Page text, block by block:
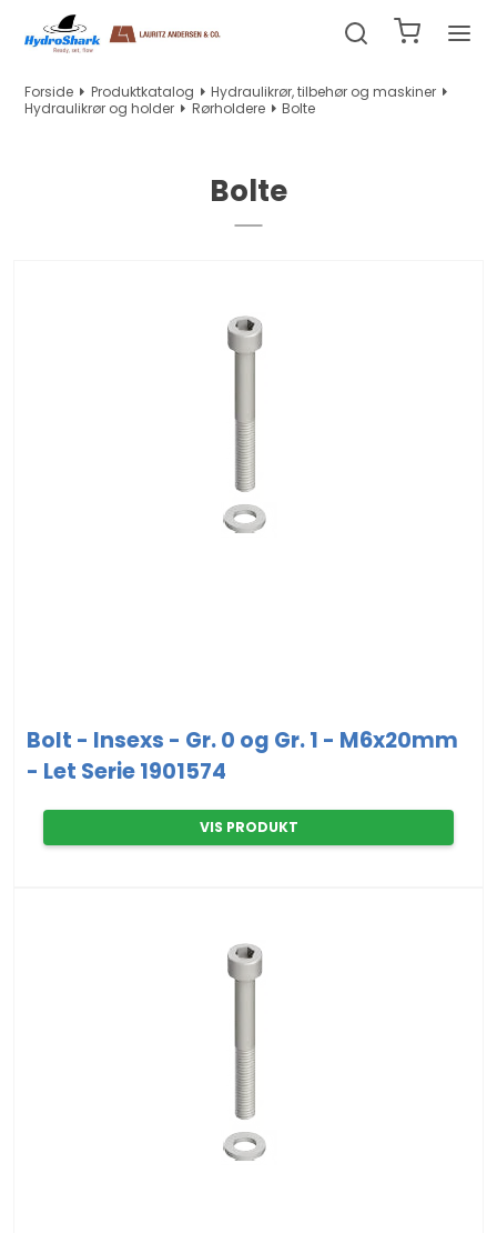
Forside Produktkatalog
Hydraulikrør, tilbehør og maskiner
Hydraulikrør og holder
Rørholdere Bolte
Bolte
Bolt - Insexs - Gr. 0 og Gr. 1 - M6x20mm
- Let Serie 1901574
VIS PRODUKT